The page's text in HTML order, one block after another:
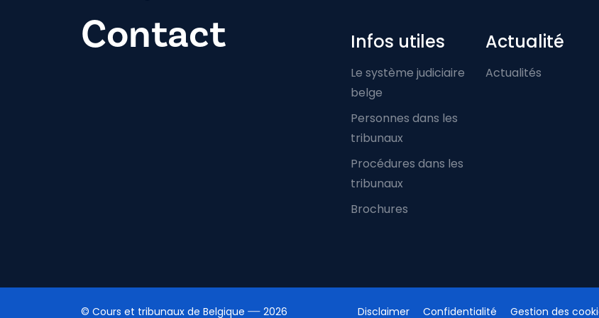
Contact
Infos utiles
Le système judiciaire
belge
Personnes dans les
tribunaux
Procédures dans les
tribunaux
Brochures
Actualité
Actualités
© Cours et tribunaux de Belgique 2026 Disclaimer Confidentialité Gestion des